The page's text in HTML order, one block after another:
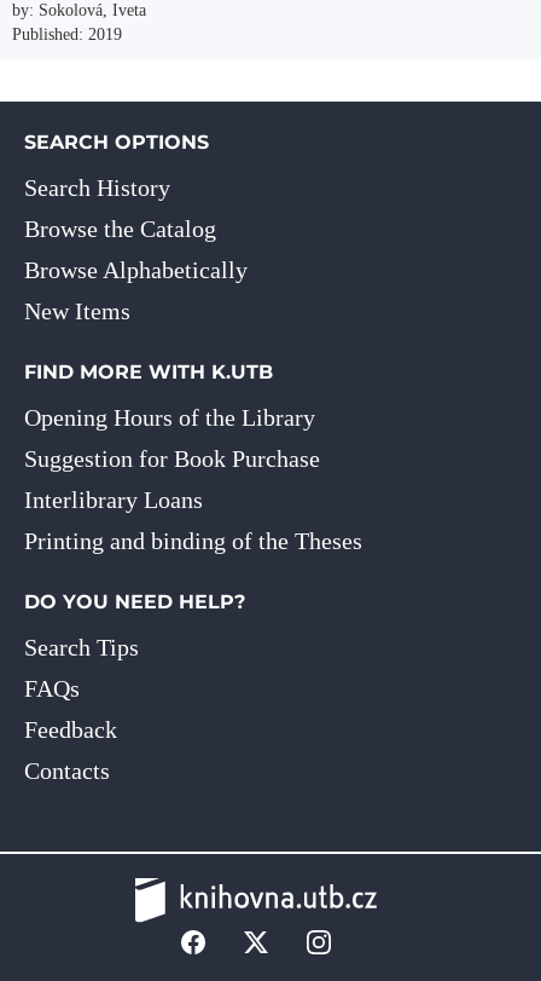
by: Sokolová, Iveta
Published: 2019
SEARCH OPTIONS
Search History
Browse the Catalog
Browse Alphabetically
New Items
FIND MORE WITH K.UTB
Opening Hours of the Library
Suggestion for Book Purchase
Interlibrary Loans
Printing and binding of the Theses
DO YOU NEED HELP?
Search Tips
FAQs
Feedback
Contacts